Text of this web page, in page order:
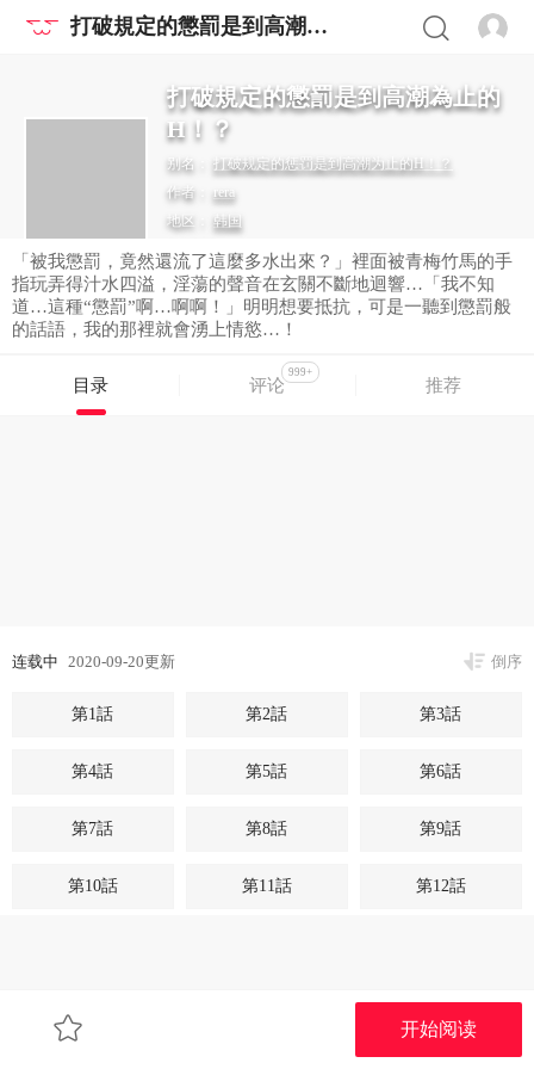
打破規定的懲罰是到高潮為止的H！？
打破規定的懲罰是到高潮為止的
H！？
别名： 打破规定的惩罚是到高潮为止的H！？
作者：
rera
地区： 韩国
「被我懲罰，竟然還流了這麼多水出來？」裡面被青梅竹馬的手
指玩弄得汁水四溢，淫蕩的聲音在玄關不斷地迴響…「我不知
道…這種“懲罰”啊…啊啊！」明明想要抵抗，可是一聽到懲罰般
的話語，我的那裡就會湧上情慾…！
目录 评论
999+
推荐
连载中 2020-09-20更新 倒序
第1話 第2話 第3話
第4話 第5話 第6話
第7話 第8話 第9話
第10話 第11話 第12話
开始阅读